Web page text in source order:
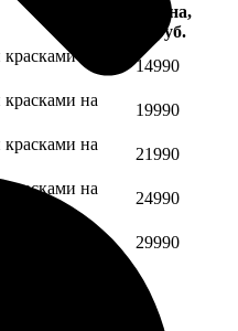
Цена,
руб.
на
14990
на
19990
на
21990
на
24990
на
29990